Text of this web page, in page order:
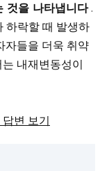
것을 나타냅니다.
하락할 때 발생하
자들을 더욱 취약
내재변동성이
변 보기